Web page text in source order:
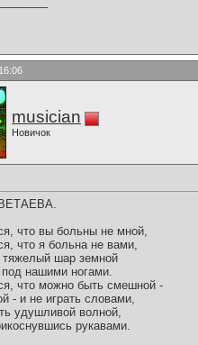
musician
Новичок
что вы больны не мной,
что я больна не вами,
тяжелый шар земной
нашими ногами.
что можно быть смешной -
- и не играть словами,
удушливой волной,
рукавами.